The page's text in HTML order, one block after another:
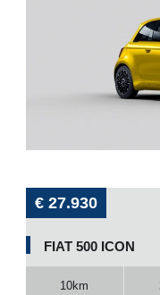
€ 27.930
FIAT 500 ICON
10km